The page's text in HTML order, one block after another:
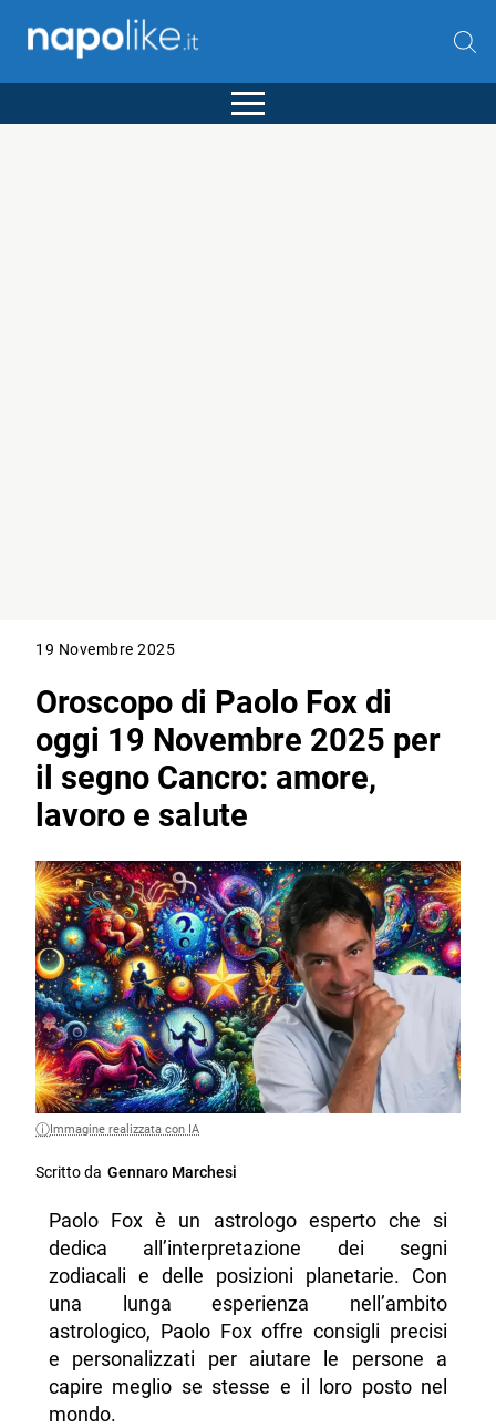
19 Novembre 2025
Oroscopo di Paolo Fox di
oggi 19 Novembre 2025 per
il segno Cancro: amore,
lavoro e salute
Immagine realizzata con IA
Scritto da Gennaro Marchesi
Paolo Fox è un astrologo esperto che si
dedica all’interpretazione dei segni
zodiacali e delle posizioni planetarie. Con
una lunga esperienza nell’ambito
astrologico, Paolo Fox offre consigli precisi
e personalizzati per aiutare le persone a
capire meglio se stesse e il loro posto nel
mondo.